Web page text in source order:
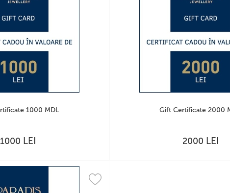
1000 MDL
1000 LEI
Gift Certificate 2000
2000 LEI